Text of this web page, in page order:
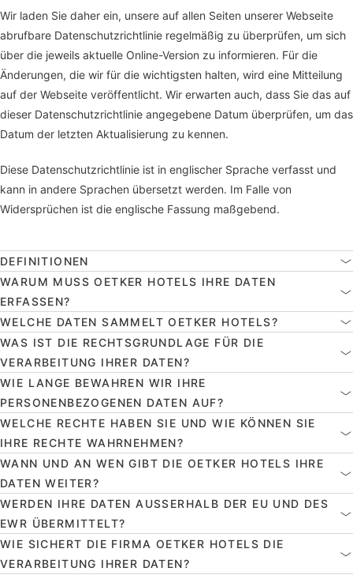
Wir laden Sie daher ein, unsere auf allen Seiten unserer Webseite
abrufbare Datenschutzrichtlinie regelmäßig zu überprüfen, um sich
über die jeweils aktuelle Online-Version zu informieren. Für die
Änderungen, die wir für die wichtigsten halten, wird eine Mitteilung
auf der Webseite veröffentlicht. Wir erwarten auch, dass Sie das auf
dieser Datenschutzrichtlinie angegebene Datum überprüfen, um das
Datum der letzten Aktualisierung zu kennen.
Diese Datenschutzrichtlinie ist in englischer Sprache verfasst und
kann in andere Sprachen übersetzt werden. Im Falle von
Widersprüchen ist die englische Fassung maßgebend.
DEFINITIONEN
WARUM MUSS OETKER HOTELS IHRE DATEN
ERFASSEN?
WELCHE DATEN SAMMELT OETKER HOTELS?
WAS IST DIE RECHTSGRUNDLAGE FÜR DIE
VERARBEITUNG IHRER DATEN?
WIE LANGE BEWAHREN WIR IHRE
PERSONENBEZOGENEN DATEN AUF?
WELCHE RECHTE HABEN SIE UND WIE KÖNNEN SIE
IHRE RECHTE WAHRNEHMEN?
WANN UND AN WEN GIBT DIE OETKER HOTELS IHRE
DATEN WEITER?
WERDEN IHRE DATEN AUSSERHALB DER EU UND DES E
WR ÜBERMITTELT?
WIE SICHERT DIE FIRMA OETKER HOTELS DIE
VERARBEITUNG IHRER DATEN?